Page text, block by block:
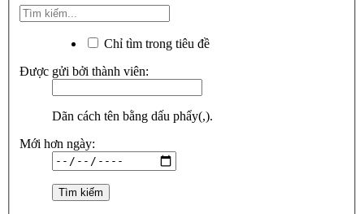
Chỉ tìm trong tiêu đề
Được gửi bởi thành viên:
Dãn cách tên bằng dấu phẩy(,).
Mới hơn ngày: